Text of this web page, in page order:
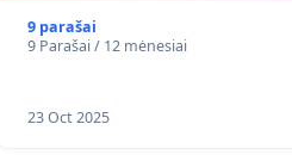
9 parašai
9 Parašai / 12 mėnesiai
23 Oct 2025